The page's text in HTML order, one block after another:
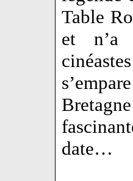
Table
et n’a
date…